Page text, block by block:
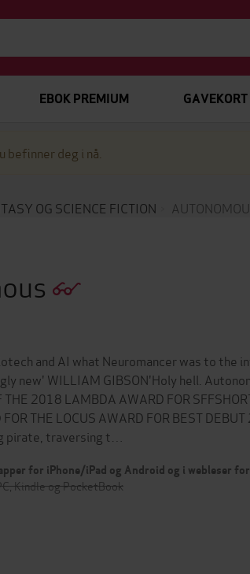
EBOK PREMIUM GAVEKORT
deg i nå.
OG SCIENCE FICTION
and AI what Neuromancer was to the
new' WILLIAM GIBSON'Holy hell.
THE 2018 LAMBDA AWARD FOR
THE LOCUS AWARD FOR BEST
pirate, traversing t…
for iPhone/iPad og Android og i webleser
Kindle og PocketBook